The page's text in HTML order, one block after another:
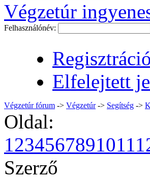
Végzetúr
Felhasználónév:
Regisztráció
Elfelejtett
Végzetúr fórum -> Végzetúr-> Segítség ->
Oldal:
1234567891011
Szerző